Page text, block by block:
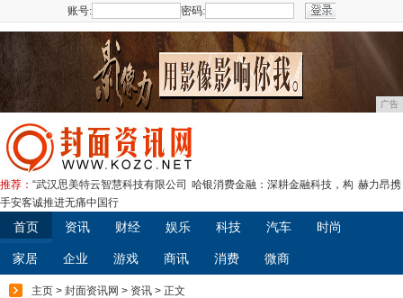
账号: 密码:
广告
推荐： “武汉思美特云智慧科技有限公司 哈银消费金融：深耕金融科技，构 赫力昂携
手安客诚推进无痛中国行
首页 资讯 财经 娱乐 科技 汽车 时尚
家居 企业 游戏 商讯 消费 微商
主页 > 封面资讯网 > 资讯 > 正文